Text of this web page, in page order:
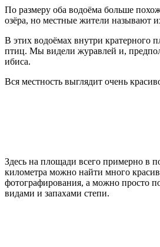
По размеру оба водоёма больше
озёра, но местные жители называют
В этих водоёмах внутри кратерного
птиц. Мы видели журавлей и,
ибиса.
Вся местность выглядит очень
Здесь на площади всего примерно в
километра можно найти много
фотографирования, а можно просто
видами и запахами степи.